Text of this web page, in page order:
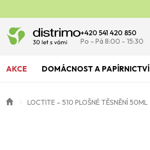
+420 541 420 850
Po - Pá 8:00 - 15:30
AKCE DOMÁCNOST A PAPÍRNICTVÍ
LOCTITE – 510 PLOŠNÉ TĚSNĚNÍ 50ML